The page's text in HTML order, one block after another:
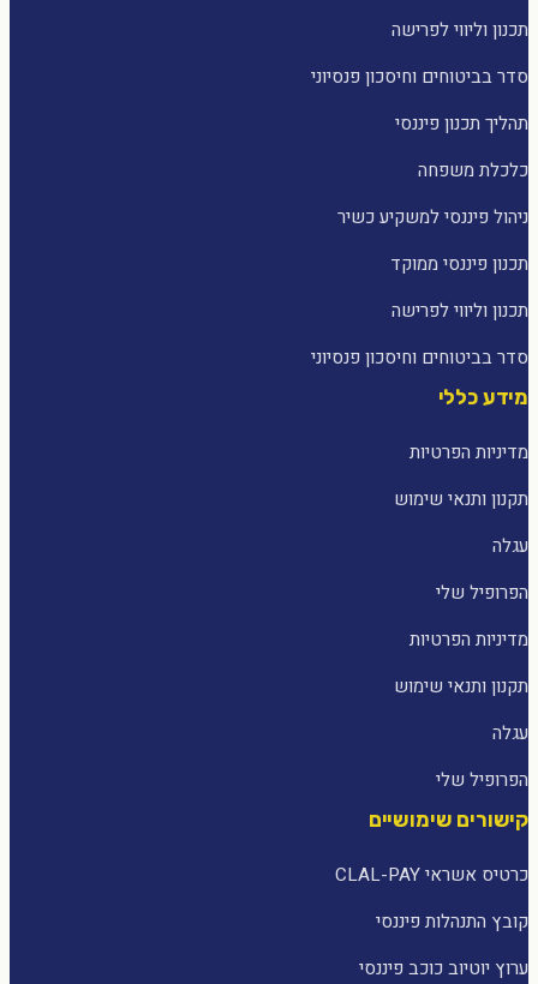
תכנון וליווי לפרישה
סדר בביטוחים וחיסכון פנסיוני
תהליך תכנון פיננסי
כלכלת משפחה
ניהול פיננסי למשקיע כשיר
תכנון פיננסי ממוקד
תכנון וליווי לפרישה
סדר בביטוחים וחיסכון פנסיוני
מידע כללי
מדיניות הפרטיות
תקנון ותנאי שימוש
עגלה
הפרופיל שלי
מדיניות הפרטיות
תקנון ותנאי שימוש
עגלה
הפרופיל שלי
קישורים שימושיים
כרטיס אשראי CLAL-PAY
קובץ התנהלות פיננסי
ערוץ יוטיוב כוכב פיננסי